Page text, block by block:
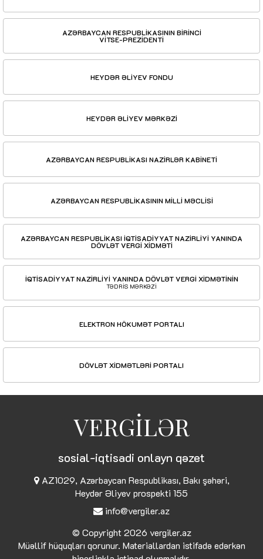
AZƏRBAYCAN RESPUBLİKASININ BİRİNCİ
VİTSE-PREZİDENTİ
HEYDƏR ƏLİYEV FONDU
HEYDƏR ƏLİYEV MƏRKƏZİ
AZƏRBAYCAN RESPUBLİKASI NAZİRLƏR KABİNETİ
AZƏRBAYCAN RESPUBLİKASININ MİLLİ MƏCLİSİ
AZƏRBAYCAN RESPUBLİKASI İQTİSADİYYAT NAZİRLİYİ YANINDA
DÖVLƏT VERGİ XİDMƏTİ
İQTİSADİYYAT NAZİRLİYİ YANINDA DÖVLƏT VERGİ XİDMƏTİNİN
TƏDRİS MƏRKƏZİ
ELEKTRON HÖKUMƏT PORTALI
DÖVLƏT XİDMƏTLƏRİ PORTALI
VERGİLƏR
sosial-iqtisadi onlayn qəzet
AZ1029, Azərbaycan Respublikası, Bakı şəhəri,
Heydər Əliyev prospekti 155
info@vergiler.az
© Copyright 2026 vergiler.az
Müəllif hüquqları qorunur. Materiallardan istifadə edərkən